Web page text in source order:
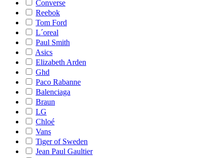
Converse
Reebok
Tom Ford
L´oreal
Paul Smith
Asics
Elizabeth Arden
Ghd
Paco Rabanne
Balenciaga
Braun
LG
Chloé
Vans
Tiger of Sweden
Jean Paul Gaultier